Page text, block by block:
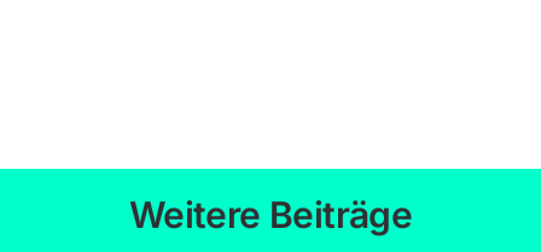
Weitere Beiträge